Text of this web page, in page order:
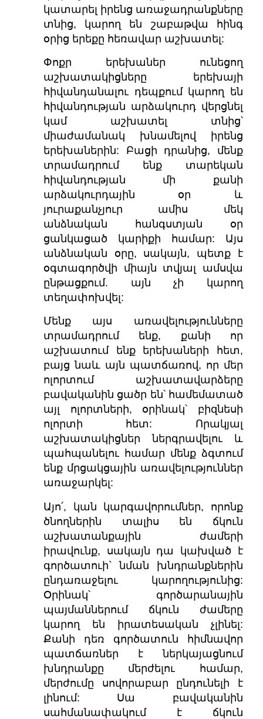
կատարել իրենց առաջադրանքները
տնից, կարող են շաբաթվա հինգ
օրից երեքը հեռավար աշխատել:
Փոքր երեխաներ ունեցող
աշխատակիցները երեխայի
հիվանդանալու դեպքում կարող են
հիվանդության արձակուրդ վերցնել
կամ աշխատել տնից՝
միաժամանակ խնամելով իրենց
երեխաներին: Բացի դրանից, մենք
տրամադրում ենք տարեկան
հիվանդության մի քանի
արձակուրդային օր և
յուրաքանչյուր ամիս մեկ
անձնական հանգստյան օր
ցանկացած կարիքի համար: Այս
անձնական օրը, սակայն, պետք է
օգտագործվի միայն տվյալ ամսվա
ընթացքում. այն չի կարող
տեղափոխվել:
Մենք այս առավելությունները
տրամադրում ենք, քանի որ
աշխատում ենք երեխաների հետ,
բայց նաև այն պատճառով, որ մեր
ոլորտում աշխատավարձերը
բավականին ցածր են՝ համեմատած
այլ ոլորտների, օրինակ՝ բիզնեսի
ոլորտի հետ: Որակյալ
աշխատակիցներ ներգրավելու և
պահպանելու համար մենք ձգտում
ենք մրցակցային առավելություններ
առաջարկել:
Այո՛, կան կարգավորումներ, որոնք
ծնողներին տալիս են ճկուն
աշխատանքային ժամերի
իրավունք, սակայն դա կախված է
գործատուի` նման խնդրանքներին
ընդառաջելու կարողությունից:
Օրինակ՝ գործարանային
պայմաններում ճկուն ժամերը
կարող են իրատեսական չլինել:
Քանի դեռ գործատուն հիմնավոր
պատճառներ է ներկայացնում
խնդրանքը մերժելու համար,
մերժումը սովորաբար ընդունելի է
լինում: Սա բավականին
սահմանափակում է ճկուն